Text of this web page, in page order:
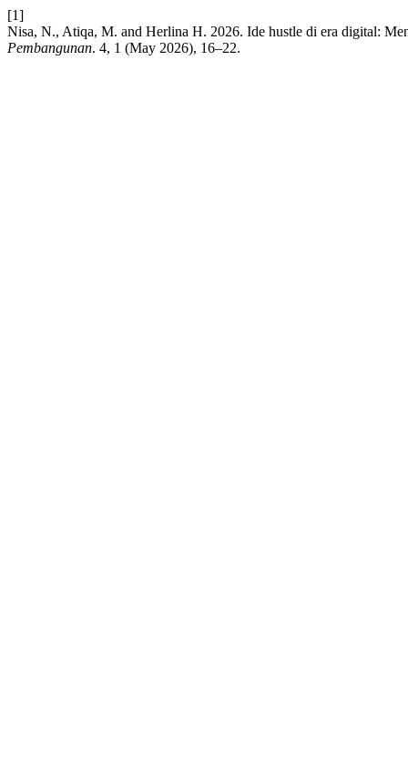
[1]
Nisa, N., Atiqa, M. and Herlina H. 2026. Ide hustle di era digital:
Pembangunan. 4, 1 (May 2026), 16–22.